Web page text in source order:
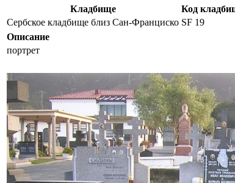
Кладбище
Код
Сербское кладбище близ Сан-Франциско SF 19
Описание
портрет